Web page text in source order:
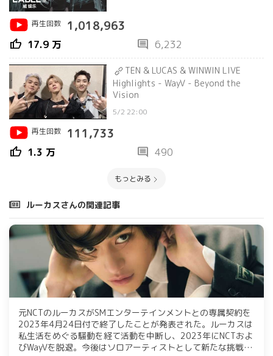
再生回数 1,018,963
thumb_up 17.9 万 comment 6,232
TEN & LUCAS & WINWIN LIVE
Highlights - WayV - Beyond the
Vision
5/2 22:00
再生回数
111,733
thumb_up 1.3 万 comment 490
もっとみる
ルーカスさんの関連記事
元NCTのルーカスがSMエンターテインメントとの専属契約を
2023年4月24日付で終了したことが発表された。ルーカスは
私生活をめぐる騒動を経て活動を中断し、2023年にNCTおよ
びWayVを脱退。今後はソロアーティストとして新たな挑戦を